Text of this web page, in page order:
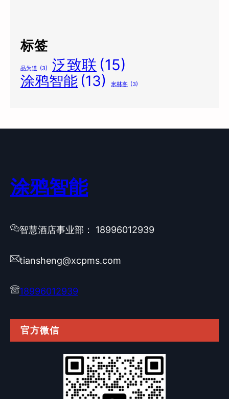
标签
品为道 (3) 泛致联 (15)
涂鸦智能 (13) 米林客 (3)
涂鸦智能
智慧酒店事业部： 18996012939
tiansheng@xcpms.com
18996012939
官方微信